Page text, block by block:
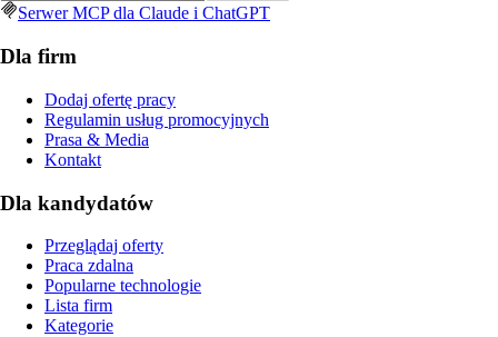
Serwer MCP dla Claude i ChatGPT
Dla firm
Dodaj ofertę pracy
Regulamin usług promocyjnych
Prasa & Media
Kontakt
Dla kandydatów
Przeglądaj oferty
Praca zdalna
Popularne technologie
Lista firm
Kategorie